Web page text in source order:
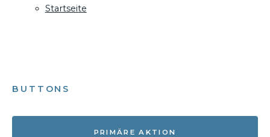
Startseite
BUTTONS
PRIMÄRE AKTION